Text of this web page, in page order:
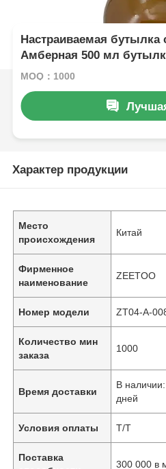
Настраиваемая бутылка
Амберная 500 мл
крышкой
MOQ：1000
Характер продукции
Место
происхождения
Китай
Фирменное
наименование
ZEETOO
Номер модели ZT04-A-
Количество мин
заказа
1000
Время доставки
В
дней
Условия оплаты Т/Т
Поставка
300 000 в